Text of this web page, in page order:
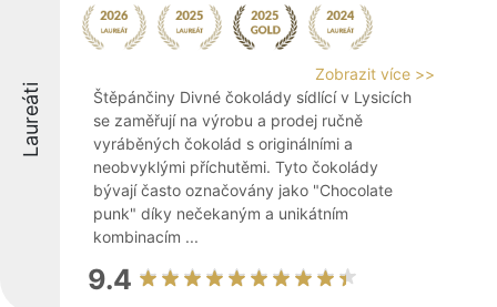
Laureáti
Zobrazit více >>
Štěpánčiny Divné čokolády sídlící v Lysicích
se zaměřují na výrobu a prodej ručně
vyráběných čokolád s originálními a
neobvyklými příchutěmi. Tyto čokolády
bývají často označovány jako "Chocolate
punk" díky nečekaným a unikátním
kombinacím ...
9.4